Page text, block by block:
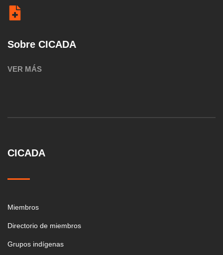
Sobre CICADA
VER MÁS
CICADA
Miembros
Directorio de miembros
Grupos indígenas